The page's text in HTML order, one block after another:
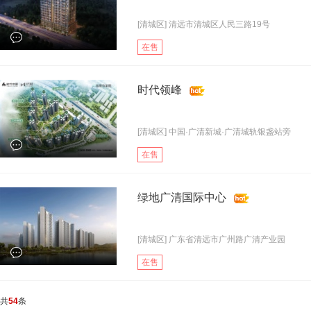
[清城区] 清远市清城区人民三路19号
在售
时代领峰
[清城区] 中国·广清新城·广清城轨银盏站旁
在售
绿地广清国际中心
[清城区] 广东省清远市广州路广清产业园
在售
共54条